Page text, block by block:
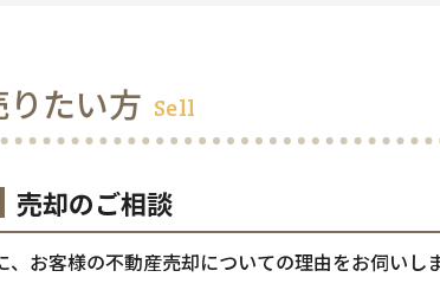
りたい方 Sell
売却のご相談
、お客様の不動産売却についての理由をお伺いしま